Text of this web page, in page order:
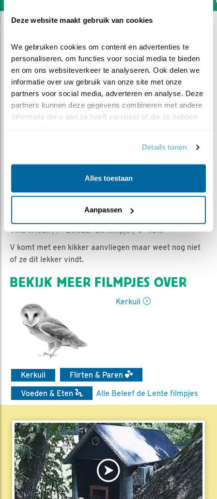
Deze website maakt gebruik van cookies
We gebruiken cookies om content en advertenties te
personaliseren, om functies voor social media te bieden
en om ons websiteverkeer te analyseren. Ook delen we
informatie over uw gebruik van onze site met onze
partners voor social media, adverteren en analyse. Deze
partners kunnen deze gegevens combineren met andere
informatie die u aan ze heeft verstrekt of die ze hebben
Details tonen
Alles toestaan
Aanpassen
DEEL DIT FILMPJE
Kikker als prooi
Vind ik leuk| Bewaar dit filmpje|
401x
V komt met een kikker aanvliegen maar weet nog niet
of ze dit lekker vindt.
BEKIJK MEER FILMPJES OVER
Kerkuil
Kerkuil
Flirten & Paren
Voeden & Eten
Alle Beleef de Lente filmpjes